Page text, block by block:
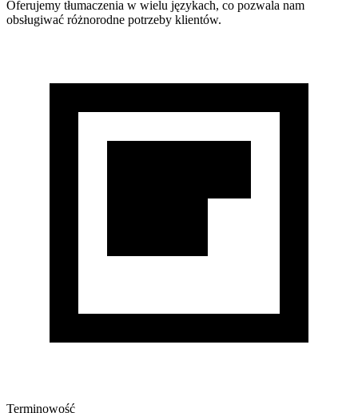
Oferujemy tłumaczenia w wielu językach, co pozwala nam
obsługiwać różnorodne potrzeby klientów.
Terminowość